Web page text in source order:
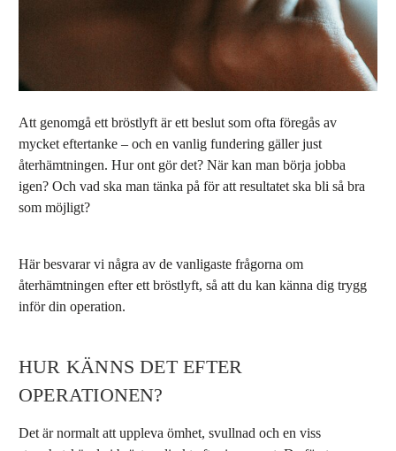
Att genomgå ett bröstlyft är ett beslut som ofta föregås av
mycket eftertanke – och en vanlig fundering gäller just
återhämtningen. Hur ont gör det? När kan man börja jobba
igen? Och vad ska man tänka på för att resultatet ska bli så bra
som möjligt?
Här besvarar vi några av de vanligaste frågorna om
återhämtningen efter ett bröstlyft, så att du kan känna dig trygg
inför din operation.
HUR KÄNNS DET EFTER
OPERATIONEN?
Det är normalt att uppleva ömhet, svullnad och en viss